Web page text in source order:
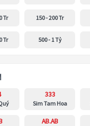
Tr 150 - 200 Tr
Tr 500 - 1 Tỷ
333
Sim Tam Hoa
AB.AB